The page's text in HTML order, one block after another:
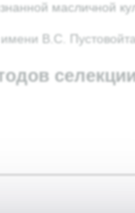
масличной
В.С.